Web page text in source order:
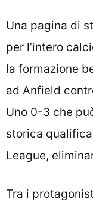
Una pagina di
per l’intero
la formazione
ad Anfield
Uno 0-3 che
storica
League,
Tra i